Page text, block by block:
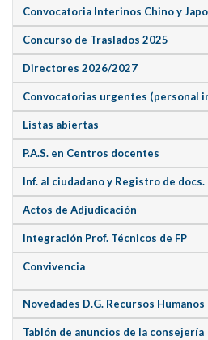
Convocatoria Interinos Chino y
Concurso de Traslados 2025
Directores 2026/2027
Convocatorias urgentes (personal
Listas abiertas
P.A.S. en Centros docentes
Inf. al ciudadano y Registro de docs.
Actos de Adjudicación
Integración Prof. Técnicos de FP
Convivencia
Novedades D.G. Recursos Humanos
Tablón de anuncios de la consejería